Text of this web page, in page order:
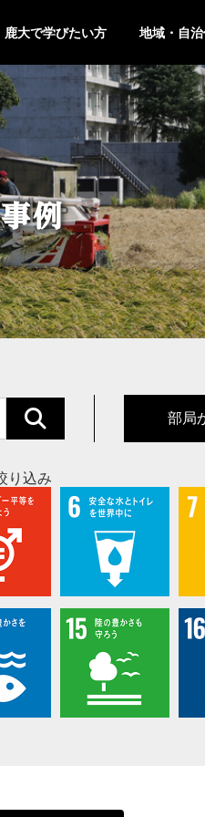
鹿大で学びたい方 地域・自
例
部局
り込み